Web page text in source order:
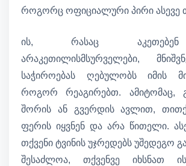
როგორც ოფიციალური პირი ასევე
ის, რასაც
არაკეთილისმსურველები,
საჭიროებას ღებულობს იმის
როგორ რეაგირებთ. ამიტომაც,
შორის ან გვერდის ავლით,
ფერის იყვნენ და არა წითელი.
თქვენი ტვინის უჯრედებს უშედეგო
შესაძლოა, თქვენვე იხსნათ